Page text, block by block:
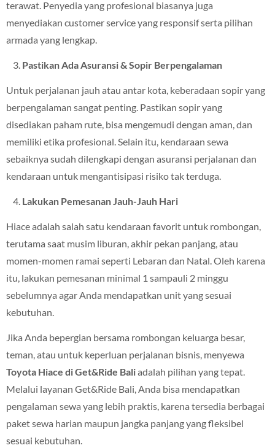
terawat. Penyedia yang profesional biasanya juga
menyediakan customer service yang responsif serta pilihan
armada yang lengkap.
Pastikan Ada Asuransi & Sopir Berpengalaman
Untuk perjalanan jauh atau antar kota, keberadaan sopir yang
berpengalaman sangat penting. Pastikan sopir yang
disediakan paham rute, bisa mengemudi dengan aman, dan
memiliki etika profesional. Selain itu, kendaraan sewa
sebaiknya sudah dilengkapi dengan asuransi perjalanan dan
kendaraan untuk mengantisipasi risiko tak terduga.
Lakukan Pemesanan Jauh-Jauh Hari
Hiace adalah salah satu kendaraan favorit untuk rombongan,
terutama saat musim liburan, akhir pekan panjang, atau
momen-momen ramai seperti Lebaran dan Natal. Oleh karena
itu, lakukan pemesanan minimal 1 sampauli 2 minggu
sebelumnya agar Anda mendapatkan unit yang sesuai
kebutuhan.
Jika Anda bepergian bersama rombongan keluarga besar,
teman, atau untuk keperluan perjalanan bisnis, menyewa
Toyota Hiace di Get&Ride Baliadalah pilihan yang tepat.
Melalui layanan Get&Ride Bali, Anda bisa mendapatkan
pengalaman sewa yang lebih praktis, karena tersedia berbagai
paket sewa harian maupun jangka panjang yang fleksibel
sesuai kebutuhan.